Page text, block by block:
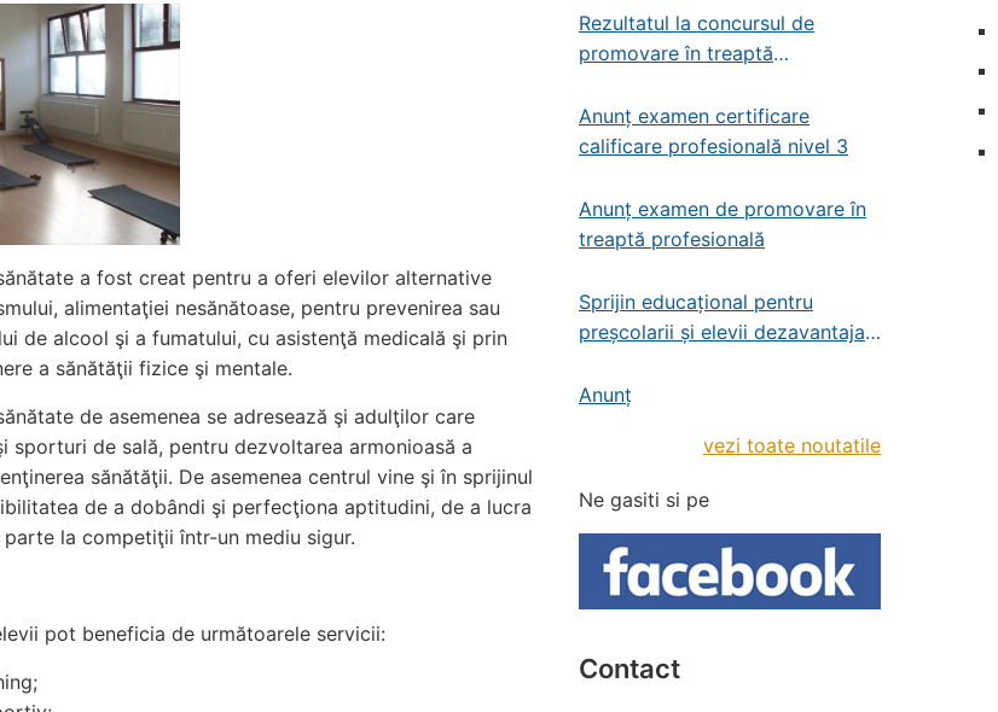
a fost creat pentru a oferi elevilor alternative
alimentaţiei nesănătoase, pentru prevenirea sau
de alcool şi a fumatului, cu asistenţă medicală şi prin
a sănătăţii fizice şi mentale.
de asemenea se adresează şi adulţilor care
sporturi de sală, pentru dezvoltarea armonioasă a
sănătăţii. De asemenea centrul vine şi în sprijinul
de a dobândi şi perfecţiona aptitudini, de a lucra
la competiţii într-un mediu sigur.
pot beneficia de următoarele servicii:
Rezultatul la concursul de
promovare în treaptă
patrimoniu
Anunț examen certificare
calificare profesională nivel 3
Anunț examen de promovare în
treaptă profesională
Sprijin educațional pentru
preșcolarii și elevii dezavantajați
preșcolar, primar și gimnazial
Anunț
vezi toate noutatile
Ne gasiti si pe
Contact